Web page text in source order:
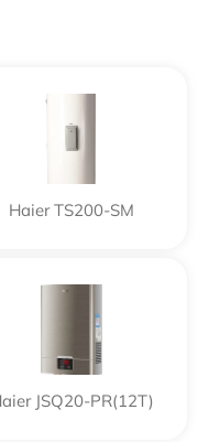
Haier TS200-SM
JSQ20-PR(12T)